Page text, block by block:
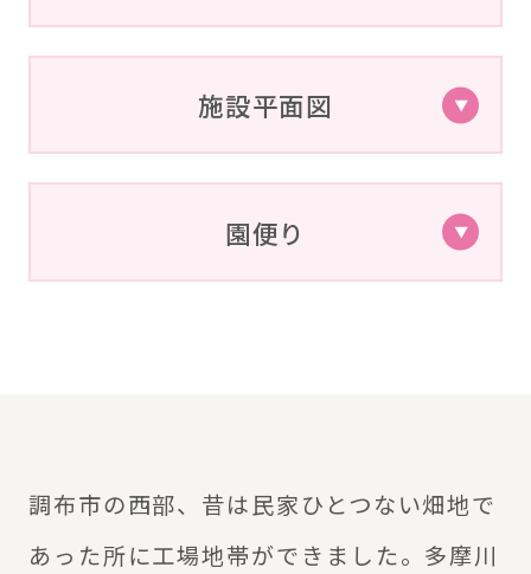
施設平面図
園便り
調布市の西部、昔は民家ひとつない畑地で
あった所に工場地帯ができました。多摩川